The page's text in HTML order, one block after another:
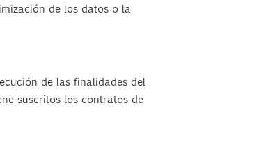
de los datos o la
de las finalidades del
suscritos los contratos de